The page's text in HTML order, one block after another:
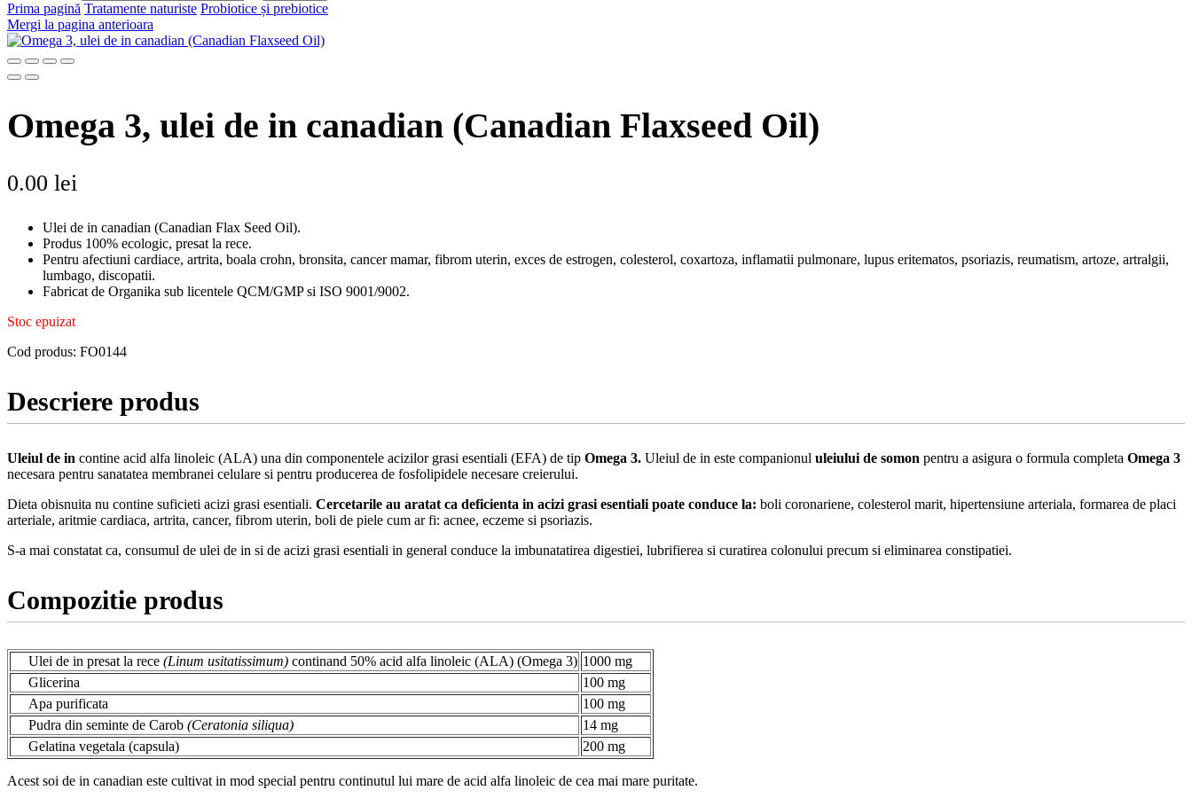
Prima pagină Tratamente naturiste Probiotice și prebiotice
Mergi la pagina anterioara
Omega 3, ulei de in canadian (Canadian Flaxseed Oil)
0.00 lei
Ulei de in canadian (Canadian Flax Seed Oil).
Produs 100% ecologic, presat la rece.
Pentru afectiuni cardiace, artrita, boala crohn, bronsita, cancer mamar, fibrom uterin, exces de estrogen, colesterol, coxartoza, inflamatii pulmonare, lupus eritematos, psoriazis, reumatism, artoze, artralgii,
lumbago, discopatii.
Fabricat de Organika sub licentele QCM/GMP si ISO 9001/9002.
Stoc epuizat
Cod produs: FO0144
Descriere produs
Uleiul de in contine acid alfa linoleic (ALA) una din componentele acizilor grasi esentiali (EFA) de tip Omega 3. Uleiul de in este companionul uleiului de somon pentru a asigura o formula completa Omega 3
necesara pentru sanatatea membranei celulare si pentru producerea de fosfolipidele necesare creierului.
Dieta obisnuita nu contine suficieti acizi grasi esentiali. Cercetarile au aratat ca deficienta in acizi grasi esentiali poate conduce la: boli coronariene, colesterol marit, hipertensiune arteriala, formarea de placi
arteriale, aritmie cardiaca, artrita, cancer, fibrom uterin, boli de piele cum ar fi: acnee, eczeme si psoriazis.
S-a mai constatat ca, consumul de ulei de in si de acizi grasi esentiali in general conduce la imbunatatirea digestiei, lubrifierea si curatirea colonului precum si eliminarea constipatiei.
Compozitie produs
Ulei de in presat la rece (Linum usitatissimum) continand 50% acid alfa linoleic (ALA) (Omega 3) 1000 mg
Glicerina
100 mg
Apa purificata
100 mg
Pudra din seminte de Carob (Ceratonia siliqua)
14 mg
Gelatina vegetala (capsula)
200 mg
Acest soi de in canadian este cultivat in mod special pentru continutul lui mare de acid alfa linoleic de cea mai mare puritate.